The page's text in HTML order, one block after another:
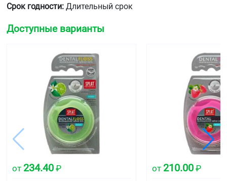
Срок годности: Длительный срок
Доступные варианты
от 234.40 ₽ от 210.00 ₽